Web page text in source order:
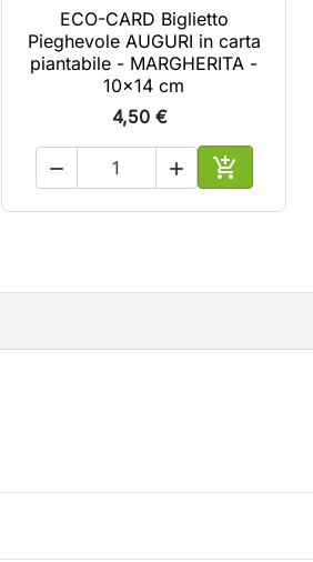
carrello
ECO-CARD Biglietto
Pieghevole AUGURI in carta
piantabile - MARGHERITA -
10x14 cm
4,50 €
  
Aggiungi